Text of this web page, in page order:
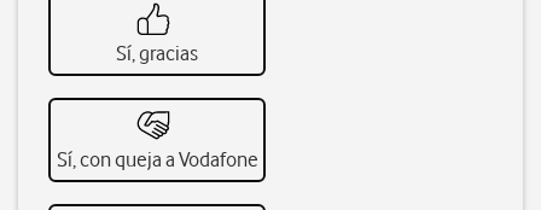
Sí, gracias
Sí, con queja a Vodafone